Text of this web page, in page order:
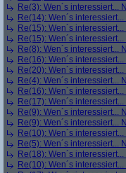
Re(3): Wen´s interessiert...
Re(14): Wen´s
Re(15): Wen´s
Re(15): Wen´s
Re(8): Wen´s interessiert...
Re(16): Wen´s
Re(20): Wen´s
Re(4): Wen´s interessiert...
Re(16): Wen´s
Re(17): Wen´s
Re(9): Wen´s interessiert...
Re(9): Wen´s interessiert...
Re(10): Wen´s
Re(5): Wen´s interessiert...
Re(18): Wen´s
Re(10): Wen´s